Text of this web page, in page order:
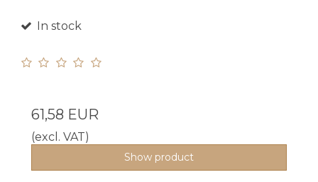
In stock
61,58 EUR
(excl. VAT)
Show product